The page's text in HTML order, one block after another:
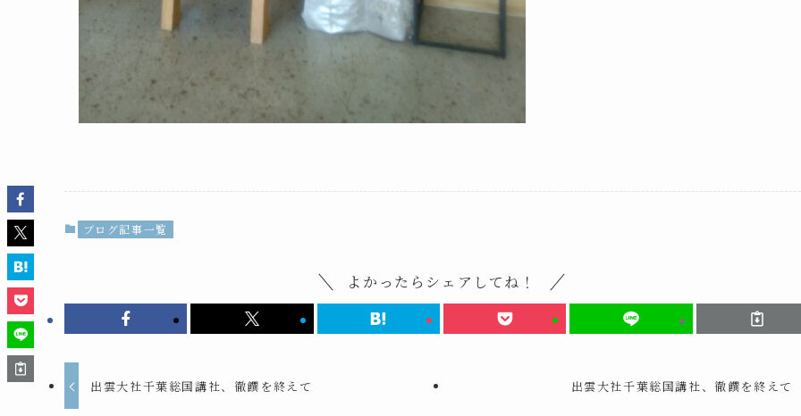
ブログ記事一覧
よかったらシェアしてね！
出雲大社千葉総国講社、徹饌を終えて 出雲大社千葉総国講社、徹饌を終えて